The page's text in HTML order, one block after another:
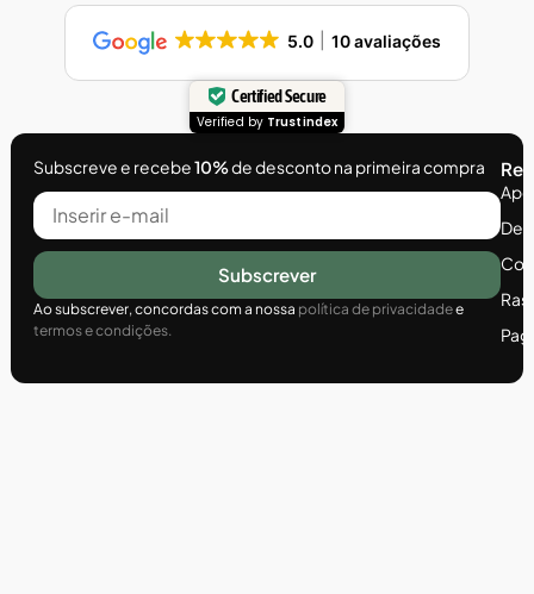
5.0 10 avaliações
Certified Secure
Verified by Trustindex
Subscreve e recebe10%de desconto na primeira compra
Subscrever
Ao subscrever, concordas com a nossa política de privacidadee
termos e condições.